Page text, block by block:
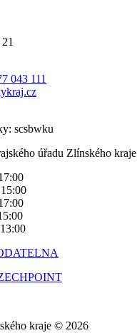
043 111
scsbwku
úřadu Zlínského kraje
kraje © 2026